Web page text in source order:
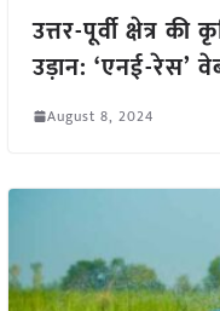
उत्तर-पूर्वी क्षेत्र
उड़ान: ‘एनई-रेस’
August 8, 2024